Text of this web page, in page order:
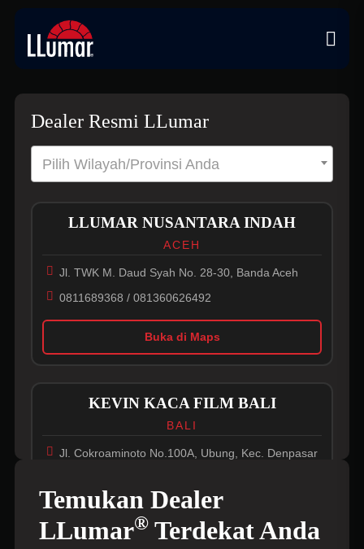
Dealer Resmi LLumar
Pilih Wilayah/Provinsi Anda
LLUMAR NUSANTARA INDAH
ACEH
Jl. TWK M. Daud Syah No. 28-30, Banda Aceh
0811689368 / 081360626492
Buka di Maps
KEVIN KACA FILM BALI
BALI
Jl. Cokroaminoto No.100A, Ubung, Kec. Denpasar
0822-3313-6353
Buka di Maps
Temukan Dealer
LLumar®Terdekat Anda